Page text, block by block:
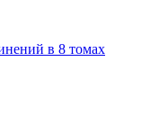
в 8 томах